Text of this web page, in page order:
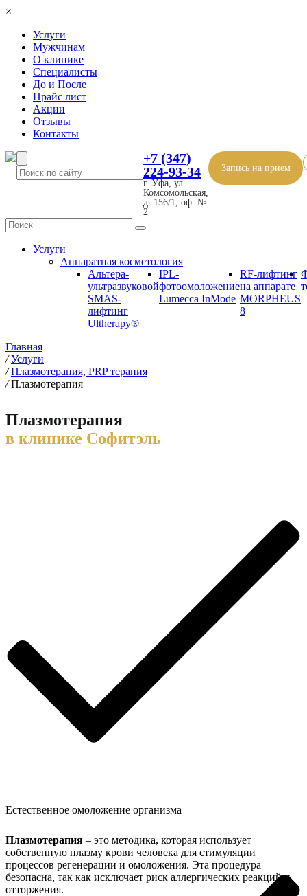
×
Услуги
Мужчинам
О клинике
Специалисты
До и После
Прайс лист
Акции
Отзывы
Контакты
+7 (347)
224-93-34
г. Уфа, ул.
Комсомольская,
д. 156/1, оф. №
2
Запись на прием
Услуги
Аппаратная косметология
Альтера-
ультразвуковой
SMAS-
лифтинг
Ultherapy®
IPL-
фотоомоложение
Lumecca InMode
RF-лифтинг
на аппарате
MORPHEUS
8
Главная
/ Услуги
/ Плазмотерапия, PRP терапия
/ Плазмотерапия
Плазмотерапия
в клинике Софитэль
Естественное омоложение организма
Плазмотерапия – это методика, которая использует
собственную плазму крови человека для стимуляции
процессов регенерации и омоложения. Эта процедура
безопасна, так как исключает риск аллергических реакций и
отторжения.